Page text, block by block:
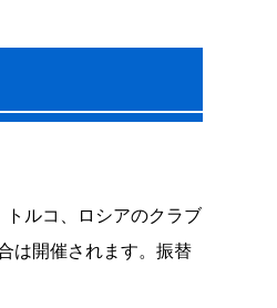
ルコ、ロシアのクラブ
は開催されます。振替